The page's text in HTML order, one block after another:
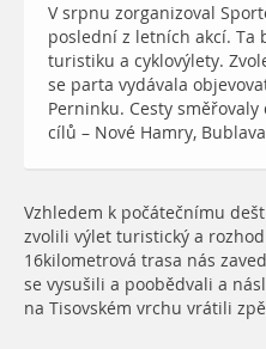
V srpnu zorganizoval
poslední z letních akcí. Ta
turistiku a cyklovýlety.
se parta vydávala
Perninku. Cesty
cílů – Nové Hamry,
Vzhledem k počátečnímu
zvolili výlet turistický a
16kilometrová trasa nás
se vysušili a poobědvali a
na Tisovském vrchu vrátili